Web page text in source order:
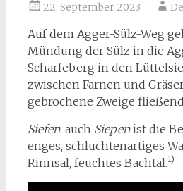
22. September 2023
Auf dem Agger-Sülz-Weg
Mündung der Sülz in die
Scharfeberg in den
zwischen Farnen und
gebrochene Zweige
Siefen, auch Siepenist die
enges, schluchtenartiges
Rinnsal, feuchtes Bachtal.1)